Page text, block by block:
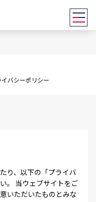
イバシーポリシー
り、以下の「プライバ
。 当ウェブサイトをご
いただいたものとみな